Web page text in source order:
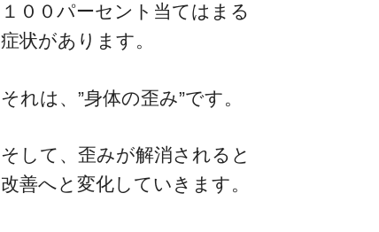
１００パーセント当てはまる
症状があります。
それは、”身体の歪み”です。
そして、歪みが解消されると
改善へと変化していきます。